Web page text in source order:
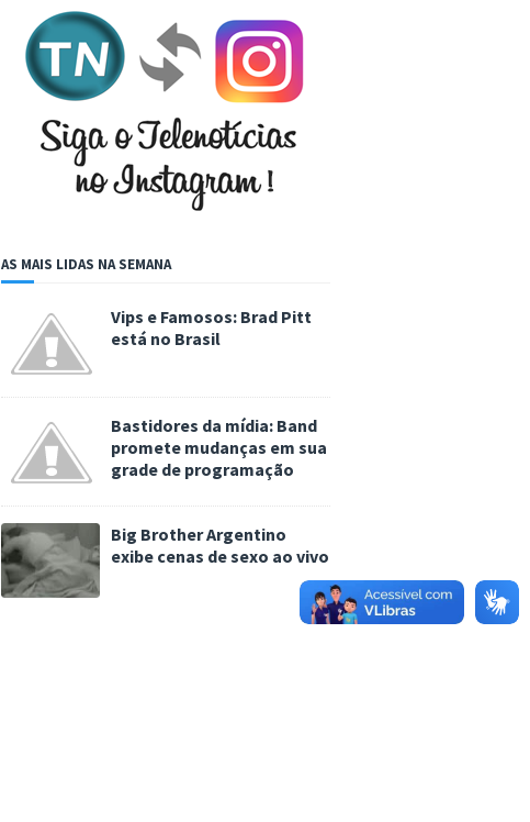
AS MAIS LIDAS NA SEMANA
Vips e Famosos: Brad Pitt
está no Brasil
Bastidores da mídia: Band
promete mudanças em sua
grade de programação
Big Brother Argentino
exibe cenas de sexo ao vivo